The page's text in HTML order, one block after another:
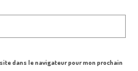
dans le navigateur pour mon prochain